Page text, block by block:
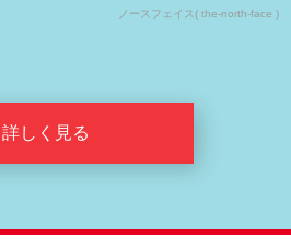
ノースフェイス( the-north-face )
詳しく見る